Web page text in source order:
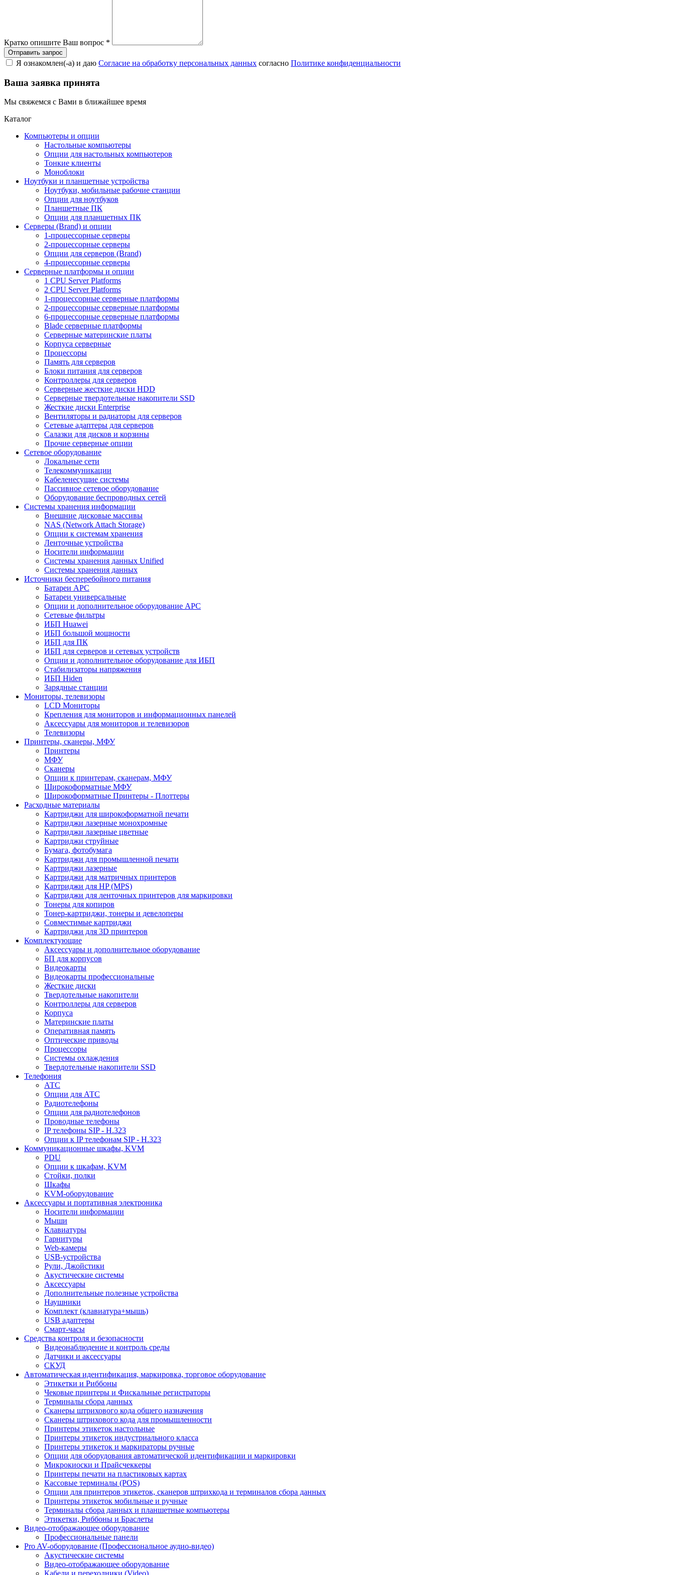
Кратко опишите Ваш вопрос *
Я ознакомлен(-а) и даю Согласие на обработку персональных данных согласно Политике конфиденциальности
Ваша заявка принята
Мы свяжемся с Вами в ближайшее время
Каталог
Компьютеры и опции
Настольные компьютеры
Опции для настольных компьютеров
Тонкие клиенты
Моноблоки
Ноутбуки и планшетные устройства
Ноутбуки, мобильные рабочие станции
Опции для ноутбуков
Планшетные ПК
Опции для планшетных ПК
Серверы (Brand) и опции
1-процессорные серверы
2-процессорные серверы
Опции для серверов (Brand)
4-процессорные серверы
Серверные платформы и опции
1 CPU Server Platforms
2 CPU Server Platforms
1-процессорные серверные платформы
2-процессорные серверные платформы
6-процессорные серверные платформы
Blade серверные платформы
Серверные материнские платы
Корпуса серверные
Процессоры
Память для серверов
Блоки питания для серверов
Контроллеры для серверов
Серверные жесткие диски HDD
Серверные твердотельные накопители SSD
Жесткие диски Enterprise
Вентиляторы и радиаторы для серверов
Сетевые адаптеры для серверов
Салазки для дисков и корзины
Прочие серверные опции
Сетевое оборудование
Локальные сети
Телекоммуникации
Кабеленесущие системы
Пассивное сетевое оборудование
Оборудование беспроводных сетей
Системы хранения информации
Внешние дисковые массивы
NAS (Network Attach Storage)
Опции к системам хранения
Ленточные устройства
Носители информации
Системы хранения данных Unified
Системы хранения данных
Источники бесперебойного питания
Батареи APC
Батареи универсальные
Опции и дополнительное оборудование АРС
Сетевые фильтры
ИБП Huawei
ИБП большой мощности
ИБП для ПК
ИБП для серверов и сетевых устройств
Опции и дополнительное оборудование для ИБП
Стабилизаторы напряжения
ИБП Hiden
Зарядные станции
Мониторы, телевизоры
LCD Мониторы
Крепления для мониторов и информационных панелей
Аксессуары для мониторов и телевизоров
Телевизоры
Принтеры, сканеры, МФУ
Принтеры
МФУ
Сканеры
Опции к принтерам, сканерам, МФУ
Широкоформатные МФУ
Широкоформатные Принтеры - Плоттеры
Расходные материалы
Картриджи для широкоформатной печати
Картриджи лазерные монохромные
Картриджи лазерные цветные
Картриджи струйные
Бумага, фотобумага
Картриджи для промышленной печати
Картриджи лазерные
Картриджи для матричных принтеров
Картриджи для HP (MPS)
Картриджи для ленточных принтеров для маркировки
Тонеры для копиров
Тонер-картриджи, тонеры и девелоперы
Совместимые картриджи
Картриджи для 3D принтеров
Комплектующие
Аксессуары и дополнительное оборудование
БП для корпусов
Видеокарты
Видеокарты профессиональные
Жесткие диски
Твердотельные накопители
Контроллеры для серверов
Корпуса
Материнские платы
Оперативная память
Оптические приводы
Процессоры
Системы охлаждения
Твердотельные накопители SSD
Телефония
АТС
Опции для АТС
Радиотелефоны
Опции для радиотелефонов
Проводные телефоны
IP телефоны SIP - H.323
Опции к IP телефонам SIP - H.323
Коммуникационные шкафы, KVM
PDU
Опции к шкафам, KVM
Стойки, полки
Шкафы
KVM-оборудование
Аксессуары и портативная электроника
Носители информации
Мыши
Клавиатуры
Гарнитуры
Web-камеры
USB-устройства
Рули, Джойстики
Акустические системы
Аксессуары
Дополнительные полезные устройства
Наушники
Комплект (клавиатура+мышь)
USB адаптеры
Смарт-часы
Средства контроля и безопасности
Видеонаблюдение и контроль среды
Датчики и аксессуары
СКУД
Автоматическая идентификация, маркировка, торговое оборудование
Этикетки и Риббоны
Чековые принтеры и Фискальные регистраторы
Терминалы сбора данных
Сканеры штрихового кода общего назначения
Сканеры штрихового кода для промышленности
Принтеры этикеток настольные
Принтеры этикеток индустриального класса
Принтеры этикеток и маркираторы ручные
Опции для оборудования автоматической идентификации и маркировки
Микрокиоски и Прайсчеккеры
Принтеры печати на пластиковых картах
Кассовые терминалы (POS)
Опции для принтеров этикеток, сканеров штрихкода и терминалов сбора данных
Принтеры этикеток мобильные и ручные
Терминалы сбора данных и планшетные компьютеры
Этикетки, Риббоны и Браслеты
Видео-отображающее оборудование
Профессиональные панели
Pro AV-оборудование (Профессиональное аудио-видео)
Акустические системы
Видео-отображающее оборудование